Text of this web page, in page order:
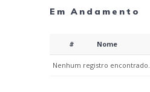
Em Andamento
# Nome
Nenhum registro encontrado.